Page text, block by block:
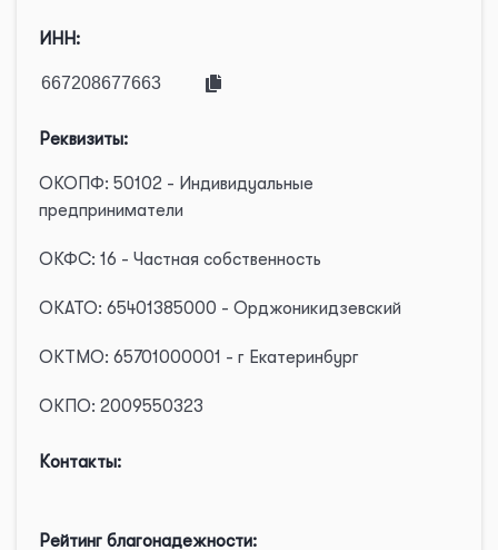
ИНН:
Реквизиты:
ОКОПФ: 50102 - Индивидуальные
предприниматели
ОКФС: 16 - Частная собственность
ОКАТО: 65401385000 - Орджоникидзевский
ОКТМО: 65701000001 - г Екатеринбург
ОКПО: 2009550323
Контакты:
Рейтинг благонадежности: